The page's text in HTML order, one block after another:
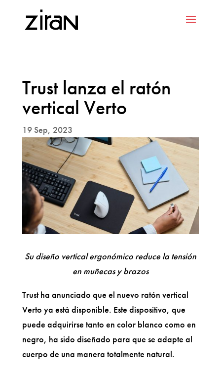
Trust lanza el ratón
vertical Verto
19 Sep, 2023
Su diseño vertical ergonómico reduce la tensión
en muñecas y brazos
Trust ha anunciado que el nuevo ratón vertical
Verto ya está disponible. Este dispositivo, que
puede adquirirse tanto en color blanco como en
negro, ha sido diseñado para que se adapte al
cuerpo de una manera totalmente natural.